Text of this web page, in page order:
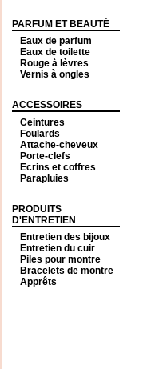
PARFUM ET BEAUTÉ
Eaux de parfum
Eaux de toilette
Rouge à lèvres
Vernis à ongles
ACCESSOIRES
Ceintures
Foulards
Attache-cheveux
Porte-clefs
Ecrins et coffres
Parapluies
PRODUITS
D'ENTRETIEN
Entretien des bijoux
Entretien du cuir
Piles pour montre
Bracelets de montre
Apprêts